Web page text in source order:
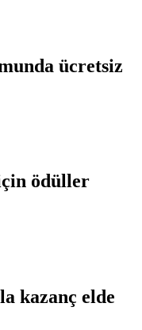
ücretsiz
ödüller
kazanç elde